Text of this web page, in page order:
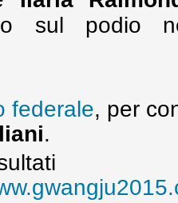
sul podio
federale, per
.